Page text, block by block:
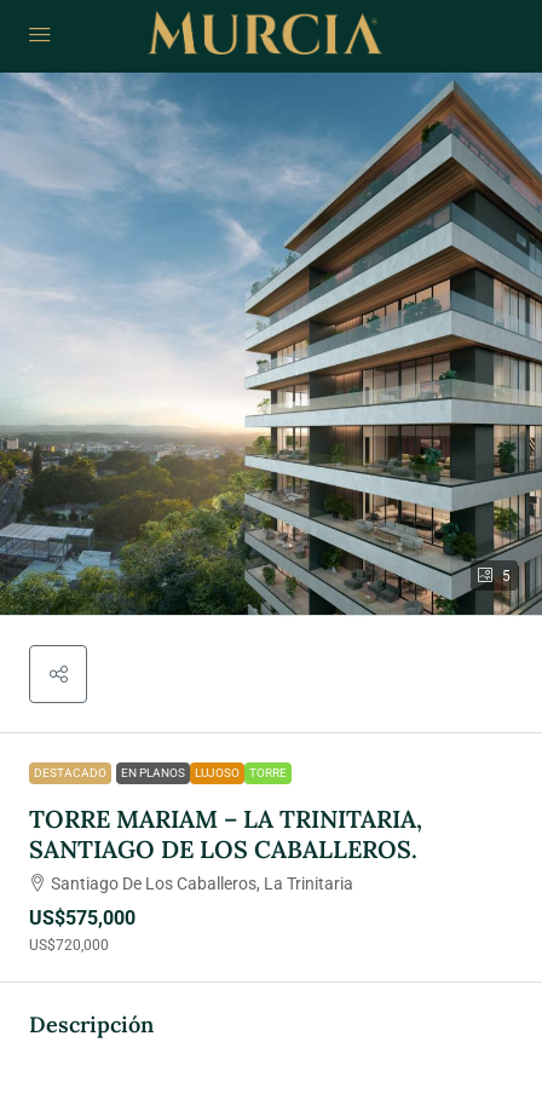
5
DESTACADO EN PLANOS LUJOSO TORRE
TORRE MARIAM – LA TRINITARIA,
SANTIAGO DE LOS CABALLEROS.
Santiago De Los Caballeros, La Trinitaria
US$575,000
US$720,000
Descripción